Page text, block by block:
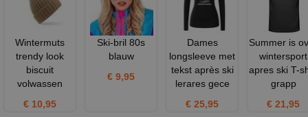
Wintermuts
trendy look
biscuit
volwassen
€ 10,95
Ski-bril 80s
blauw
€ 9,95
Dames
longsleeve met
tekst après ski
lerares gece
€ 25,95
Summer is
wintersport
apres ski T-
grapp
€ 21,95